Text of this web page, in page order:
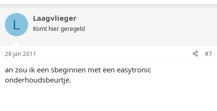
L Laagvlieger
Komt hier geregeld
28 jan 2011 #7
an zou ik een sbeginnen met een easytronic
onderhoudsbeurtje.